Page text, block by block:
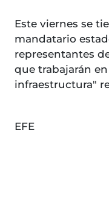
Este viernes se
mandatario
representantes
que trabajarán
infraestructura"
EFE